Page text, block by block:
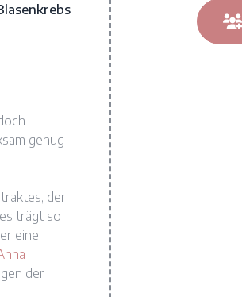
genug
der
trägt so
eine
der